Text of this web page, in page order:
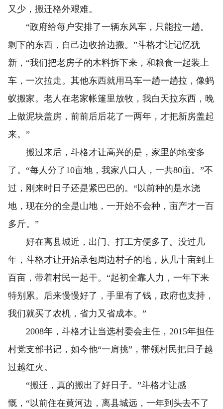
又少，搬迁格外艰难。
“政府给每户安排了一辆东风车，只能拉一趟。
剩下的东西，自己边收拾边搬。”斗格才让记忆犹
新，“我们把老房子的木料拆下来，和粮食一起装上
车，一次拉走。其他东西就用马车一趟一趟拉，像蚂
蚁搬家。老人在老家帐篷里放牧，我白天拉东西，晚
上做泥块盖房，前前后后花了一两年，才把新房盖起
来。”
搬过来后，斗格才让高兴的是，家里的地变多
了。“每人分了10亩地，我家八口人，一共80亩。”不
过，刚来时日子还是紧巴巴的。“以前种的是水浇
地，现在分的全是山地，一开始不会种，亩产才一百
多斤。”
好在离县城近，出门、打工方便多了。没过几
年，斗格才让开始承包周边村子的地，从几十亩到上
百亩，带着村民一起干。“起初全靠人力，一年下来
特别累。后来慢慢好了，手里有了钱，政府也支持，
我们就买了农机，省力又省成本。”
2008年，斗格才让当选村委会主任，2015年担任
村党支部书记，如今他“一肩挑”，带领村民把日子越
过越红火。
“搬迁，真的搬出了好日子。”斗格才让感
慨，“以前住在黄河边，离县城远，一年到头去不了